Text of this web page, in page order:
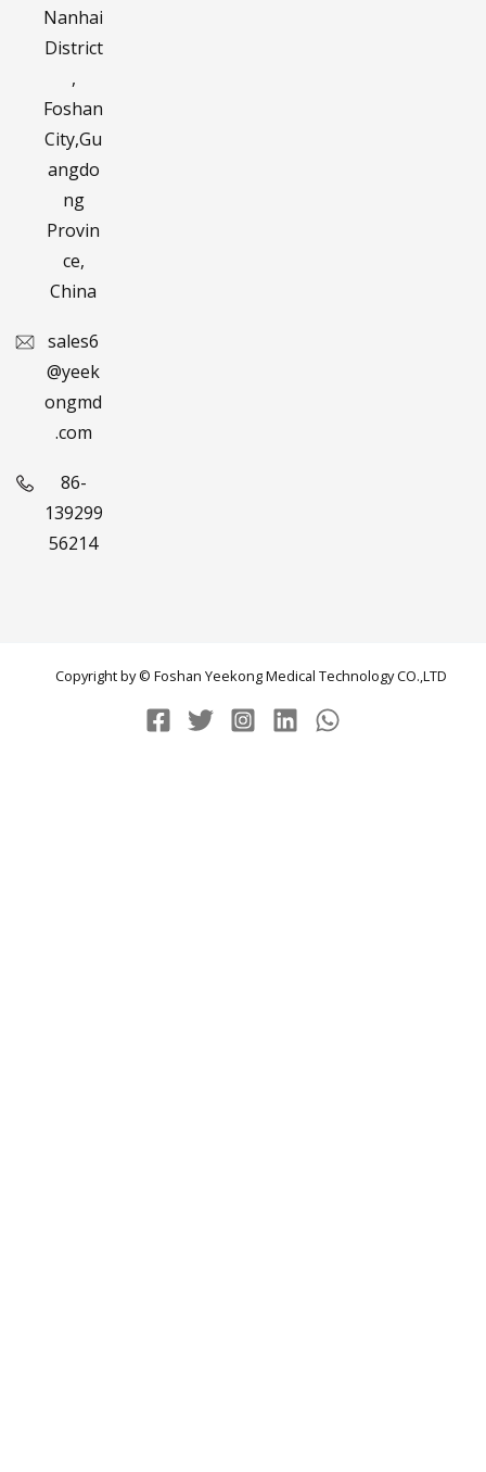
Nanhai
District
,
Foshan
City,Gu
angdo
ng
Provin
ce,
China
sales6
@yeek
ongmd
.com
86-
139299
56214
Copyright by © Foshan Yeekong Medical Technology CO.,LTD